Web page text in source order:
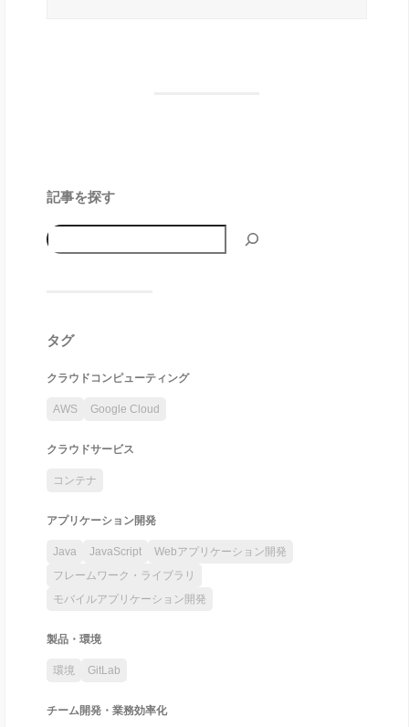
記事を探す
タグ
クラウドコンピューティング
AWS Google Cloud
クラウドサービス
コンテナ
アプリケーション開発
Java JavaScript
Webアプリケーション開発
フレームワーク・ライブラリ
モバイルアプリケーション開発
製品・環境
環境 GitLab
チーム開発・業務効率化